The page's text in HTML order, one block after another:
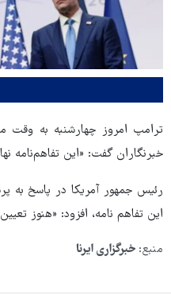
خبرنگاران گفت: «این تفاهم‌نامه
رئیس جمهور آمریکا در پاسخ به
این تفاهم نامه، افزود: «هنوز
منبع: خبرگزاری ایرنا